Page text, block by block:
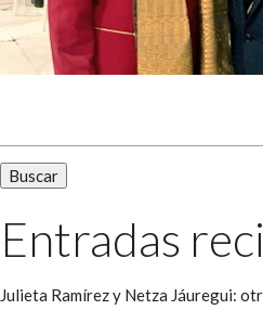
Entradas
Julieta Ramírez y Netza Jáuregui: